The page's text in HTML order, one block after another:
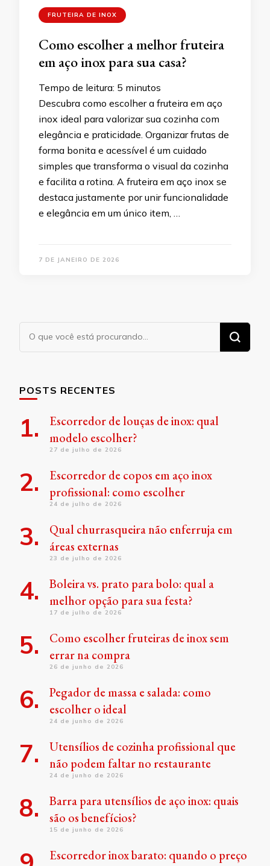
FRUTEIRA DE INOX
Como escolher a melhor fruteira
em aço inox para sua casa?
Tempo de leitura: 5 minutos
Descubra como escolher a fruteira em aço
inox ideal para valorizar sua cozinha com
elegância e praticidade. Organizar frutas de
forma bonita e acessível é um cuidado
simples que transforma o visual da cozinha
e facilita a rotina. A fruteira em aço inox se
destaca justamente por unir funcionalidade
e elegância em um único item, …
7 DE JANEIRO DE 2026
Procurando
algo?
POSTS RECENTES
Escorredor de louças de inox: qual
modelo escolher?
27 de julho de 2026
Escorredor de copos em aço inox
profissional: como escolher
24 de julho de 2026
Qual churrasqueira não enferruja em
áreas externas
23 de julho de 2026
Boleira vs. prato para bolo: qual a
melhor opção para sua festa?
17 de julho de 2026
Como escolher fruteiras de inox sem
errar na compra
26 de junho de 2026
Pegador de massa e salada: como
escolher o ideal
24 de junho de 2026
Utensílios de cozinha profissional que
não podem faltar no restaurante
24 de junho de 2026
Barra para utensílios de aço inox: quais
são os benefícios?
15 de junho de 2026
Escorredor inox barato: quando o preço